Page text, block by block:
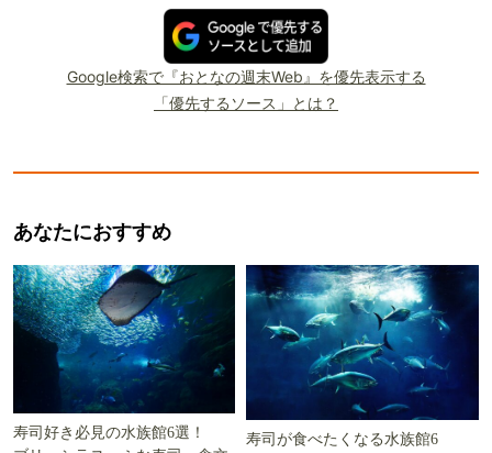
Google検索で『おとなの週末Web』を優先表示する
「優先するソース」とは？
あなたにおすすめ
寿司好き必見の水族館6選！
寿司が食べたくなる水族館6